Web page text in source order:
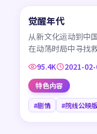
CN
觉醒年代
从新文化运动到中
在动荡时局中寻找
95.4K 2021-02-
特色内容
#剧情 #院线公映